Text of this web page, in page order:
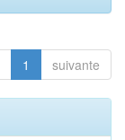
1 suivante